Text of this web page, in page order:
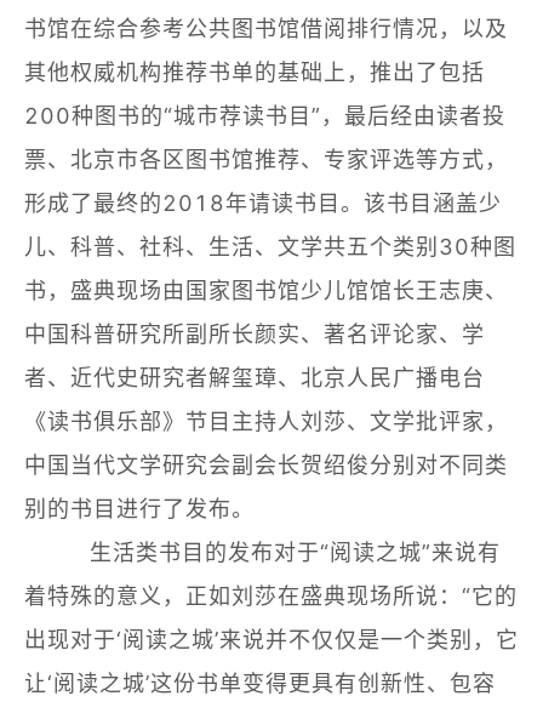
书馆在综合参考公共图书馆借阅排行情况，以及
其他权威机构推荐书单的基础上，推出了包括
200种图书的“城市荐读书目”，最后经由读者投
票、北京市各区图书馆推荐、专家评选等方式，
形成了最终的2018年请读书目。该书目涵盖少
儿、科普、社科、生活、文学共五个类别30种图
书，盛典现场由国家图书馆少儿馆馆长王志庚、
中国科普研究所副所长颜实、著名评论家、学
者、近代史研究者解玺璋、北京人民广播电台
《读书俱乐部》节目主持人刘莎、文学批评家，
中国当代文学研究会副会长贺绍俊分别对不同类
别的书目进行了发布。
生活类书目的发布对于“阅读之城”来说有
着特殊的意义，正如刘莎在盛典现场所说：“它的
出现对于‘阅读之城’来说并不仅仅是一个类别，它
让‘阅读之城’这份书单变得更具有创新性、包容